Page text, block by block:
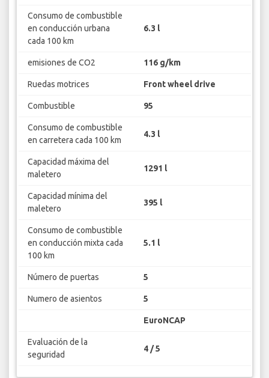
Consumo de combustible
en conducción urbana
cada 100 km
6.3 l
emisiones de CO2 116 g/km
Ruedas motrices Front wheel drive
Combustible 95
Consumo de combustible
en carretera cada 100 km
4.3 l
Capacidad máxima del
maletero
1291 l
Capacidad mínima del
maletero
395 l
Consumo de combustible
en conducción mixta cada
100 km
5.1 l
Número de puertas 5
Numero de asientos 5
EuroNCAP
Evaluación de la
seguridad
4 / 5